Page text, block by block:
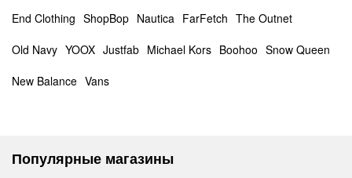
End Clothing ShopBop Nautica FarFetch The Outnet
Old Navy YOOX Justfab Michael Kors Boohoo Snow Queen
New Balance Vans
Популярные магазины